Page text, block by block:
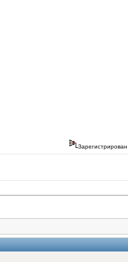
Зарегистрирован